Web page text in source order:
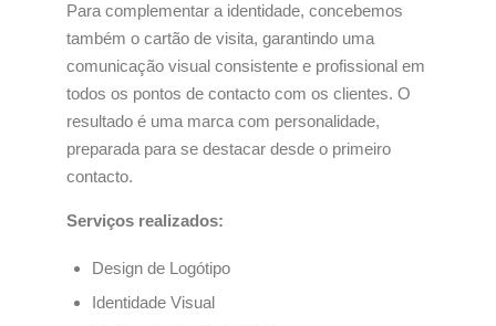
Para complementar a identidade, concebemos
também o cartão de visita, garantindo uma
comunicação visual consistente e profissional em
todos os pontos de contacto com os clientes. O
resultado é uma marca com personalidade,
preparada para se destacar desde o primeiro
contacto.
Serviços realizados:
Design de Logótipo
Identidade Visual